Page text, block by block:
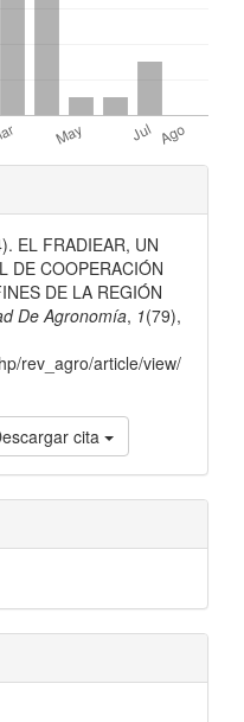
EL FRADIEAR, UN
DE COOPERACIÓN
DE LA REGIÓN
De Agronomía, 1(79),
rev_agro/article/view/
cita